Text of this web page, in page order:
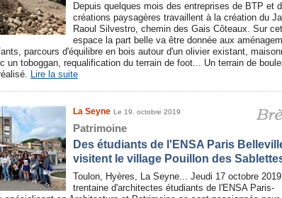
Depuis quelques mois des entreprises de BTP et
créations paysagères travaillent à la création du
Raoul Silvestro, chemin des Gais Côteaux. Sur cet
espace la part belle va être donnée aux
parcours d'équilibre en bois autour d'un olivier existant,
un toboggan, requalification du terrain de foot... Un terrain de
Lire la suite
La Seyne Le 19. octobre 2019
Patrimoine
Des étudiants de l'ENSA Paris
visitent le village Pouillon des
Toulon, Hyères, La Seyne... Jeudi 17 octobre
trentaine d'architectes étudiants de l'ENSA Paris-